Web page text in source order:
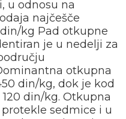
u odnosu na
najčešče
kg Pad otkupne
je u nedelji za
otkupna
din/kg, dok je kod
din/kg. Otkupna
sedmice i u